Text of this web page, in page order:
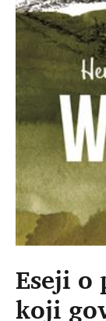
Eseji
koji